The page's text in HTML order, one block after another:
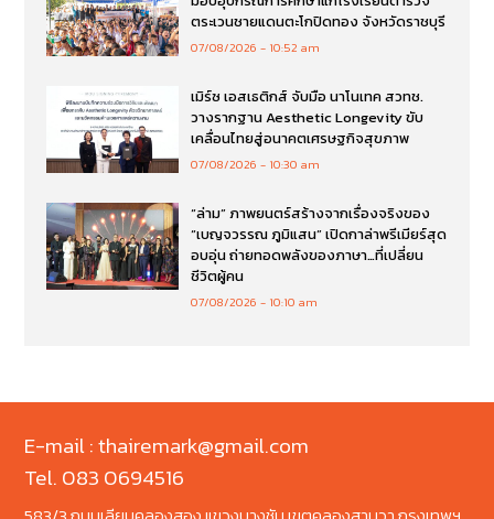
ตระเวนชายแดนตะโกปิดทอง จังหวัดราชบุรี
07/08/2026 10:52 am
เมิร์ซ เอสเธติกส์ จับมือ นาโนเทค สวทช.
วางรากฐาน Aesthetic Longevity ขับ
เคลื่อนไทยสู่อนาคตเศรษฐกิจสุขภาพ
07/08/2026 10:30 am
“ล่าม” ภาพยนตร์สร้างจากเรื่องจริงของ
“เบญจวรรณ ภูมิแสน” เปิดกาล่าพรีเมียร์สุด
อบอุ่น ถ่ายทอดพลังของภาษา…ที่เปลี่ยน
ชีวิตผู้คน
07/08/2026 10:10 am
E-mail : thairemark@gmail.com
Tel. 083 0694516